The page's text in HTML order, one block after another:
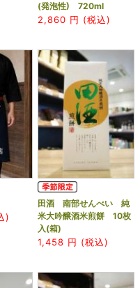
(発泡性) 720ml
2,860 円 (税込)
)
田酒 南部せんべい 純
米大吟醸酒米煎餅 10枚
入(箱)
1,458 円 (税込)